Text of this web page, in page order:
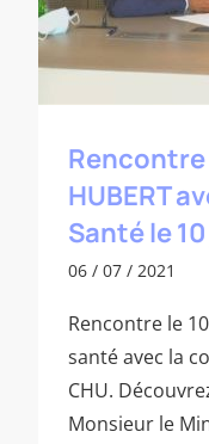
Rencontre
HUBERT
Santé le
06 / 07 / 2021
Rencontre le
santé avec la
CHU.
Monsieur le